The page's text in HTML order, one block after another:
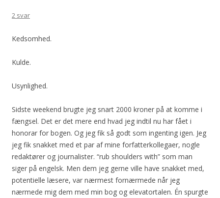
2 svar
Kedsomhed.
Kulde.
Usynlighed.
Sidste weekend brugte jeg snart 2000 kroner på at komme i
fængsel. Det er det mere end hvad jeg indtil nu har fået i
honorar for bogen. Og jeg fik så godt som ingenting igen. Jeg
jeg fik snakket med et par af mine forfatterkollegaer, nogle
redaktører og journalister. “rub shoulders with” som man
siger på engelsk. Men dem jeg gerne ville have snakket med,
potentielle læsere, var nærmest fornærmede når jeg
nærmede mig dem med min bog og elevatortalen. Én spurgte